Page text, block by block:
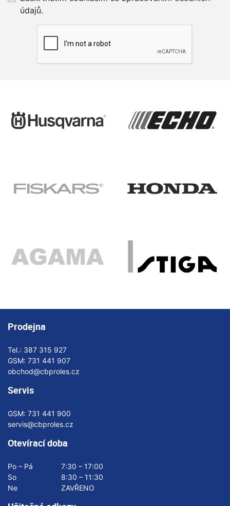
údajů.
Prodejna
Tel.: 387 315 927
GSM: 731 441 907
obchod@cbproles.cz
Servis
GSM: 731 441 900
servis@cbproles.cz
Otevírací doba
Po – Pá
7:30 – 17:00
So
8:30 – 11:30
Ne
ZAVŘENO